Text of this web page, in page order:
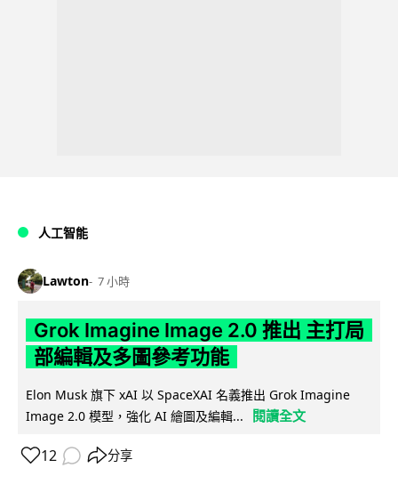
人工智能
Lawton 7 小時
Grok Imagine Image 2.0 推出 主打局
部編輯及多圖參考功能
Elon Musk 旗下 xAI 以 SpaceXAI 名義推出 Grok Imagine
Image 2.0 模型，強化 AI 繪圖及編輯...
閱讀全文
12 分享